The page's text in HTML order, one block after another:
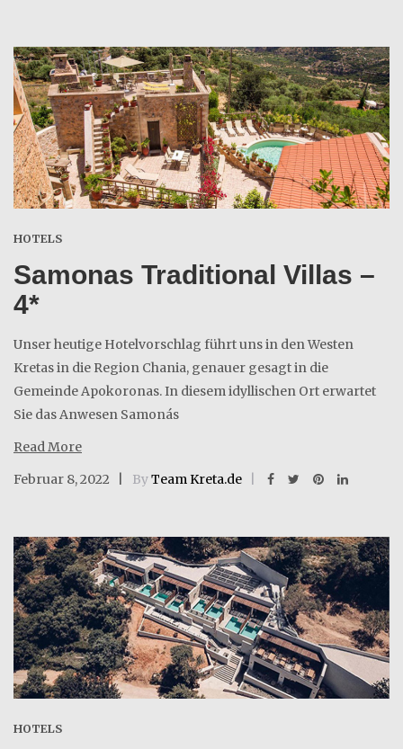
HOTELS
Samonas Traditional Villas –
4*
Unser heutige Hotelvorschlag führt uns in den Westen
Kretas in die Region Chania, genauer gesagt in die
Gemeinde Apokoronas. In diesem idyllischen Ort erwartet
Sie das Anwesen Samonás
Read More
Februar 8, 2022
ByTeam Kreta.de
HOTELS